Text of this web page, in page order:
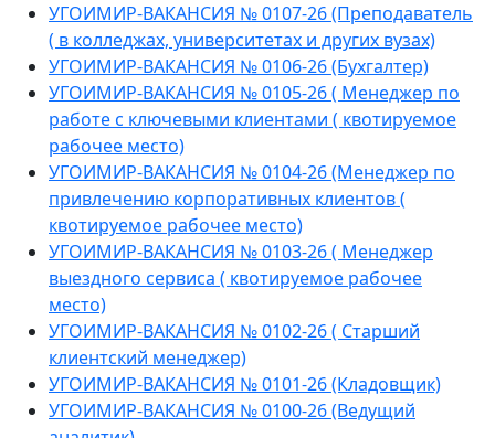
УГОИМИР-ВАКАНСИЯ № 0107-26 (Преподаватель
( в колледжах, университетах и других вузах)
УГОИМИР-ВАКАНСИЯ № 0106-26 (Бухгалтер)
УГОИМИР-ВАКАНСИЯ № 0105-26 ( Менеджер по
работе с ключевыми клиентами ( квотируемое
рабочее место)
УГОИМИР-ВАКАНСИЯ № 0104-26 (Менеджер по
привлечению корпоративных клиентов (
квотируемое рабочее место)
УГОИМИР-ВАКАНСИЯ № 0103-26 ( Менеджер
выездного сервиса ( квотируемое рабочее
место)
УГОИМИР-ВАКАНСИЯ № 0102-26 ( Старший
клиентский менеджер)
УГОИМИР-ВАКАНСИЯ № 0101-26 (Кладовщик)
УГОИМИР-ВАКАНСИЯ № 0100-26 (Ведущий